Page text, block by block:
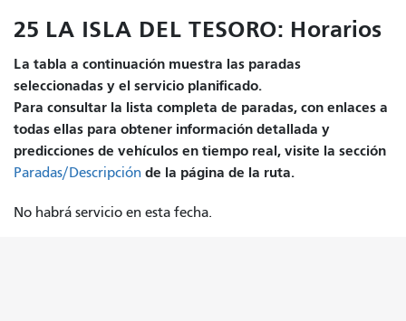
25 LA ISLA DEL TESORO: Horarios
La tabla a continuación muestra las paradas
seleccionadas y el servicio planificado.
Para consultar la lista completa de paradas, con enlaces a
todas ellas para obtener información detallada y
predicciones de vehículos en tiempo real, visite la sección
Paradas/Descripción de la página de la ruta.
No habrá servicio en esta fecha.